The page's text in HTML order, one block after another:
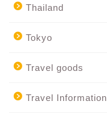
Thailand
Tokyo
Travel goods
Travel Information